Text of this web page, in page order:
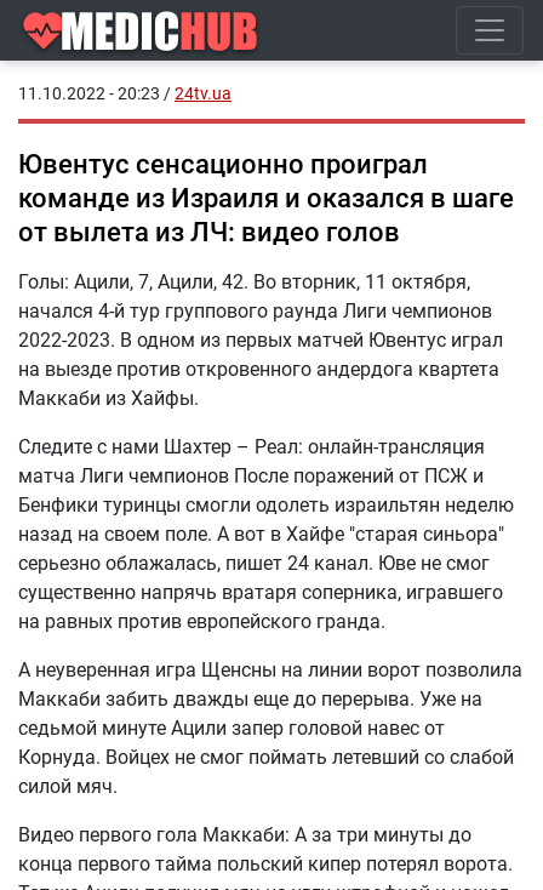
11.10.2022 - 20:23 /24tv.ua
Ювентус сенсационно проиграл
команде из Израиля и оказался в шаге
от вылета из ЛЧ: видео голов
Голы: Ацили, 7, Ацили, 42. Во вторник, 11 октября,
начался 4-й тур группового раунда Лиги чемпионов
2022-2023. В одном из первых матчей Ювентус играл
на выезде против откровенного андердога квартета
Маккаби из Хайфы.
Следите с нами Шахтер – Реал: онлайн-трансляция
матча Лиги чемпионов После поражений от ПСЖ и
Бенфики туринцы смогли одолеть израильтян неделю
назад на своем поле. А вот в Хайфе "старая синьора"
серьезно облажалась, пишет 24 канал. Юве не смог
существенно напрячь вратаря соперника, игравшего
на равных против европейского гранда.
А неуверенная игра Щенсны на линии ворот позволила
Маккаби забить дважды еще до перерыва. Уже на
седьмой минуте Ацили запер головой навес от
Корнуда. Войцех не смог поймать летевший со слабой
силой мяч.
Видео первого гола Маккаби: А за три минуты до
конца первого тайма польский кипер потерял ворота.